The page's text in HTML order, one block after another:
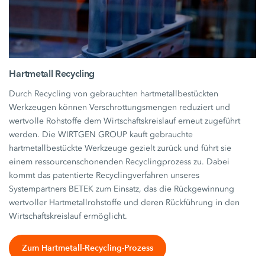
Hartmetall Recycling
Durch Recycling von gebrauchten hartmetallbestückten
Werkzeugen können Verschrottungsmengen reduziert und
wertvolle Rohstoffe dem Wirtschaftskreislauf erneut zugeführt
werden. Die WIRTGEN GROUP kauft gebrauchte
hartmetallbestückte Werkzeuge gezielt zurück und führt sie
einem ressourcenschonenden Recyclingprozess zu. Dabei
kommt das patentierte Recyclingverfahren unseres
Systempartners BETEK zum Einsatz, das die Rückgewinnung
wertvoller Hartmetallrohstoffe und deren Rückführung in den
Wirtschaftskreislauf ermöglicht.
Zum Hartmetall-Recycling-Prozess